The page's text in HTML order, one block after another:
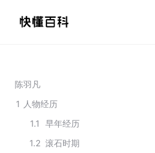
陈羽凡
1 人物经历
1.1
早年经历
1.2 滚石时期